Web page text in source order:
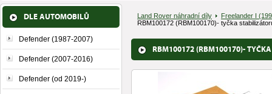
DLE AUTOMOBILŮ
Defender (1987-2007)
Defender (2007-2016)
Defender (od 2019-)
Land Rover náhradní díly
Freelander I
RBM100172 (RBM100170)- tyčka
RBM100172 (RBM100170)-